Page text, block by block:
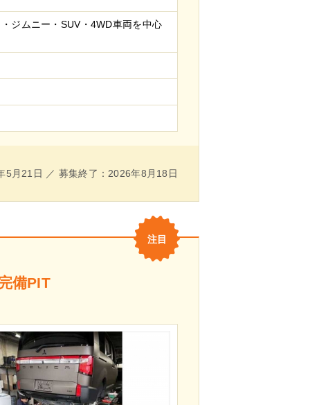
ジムニー・SUV・4WD車両を中心
5月21日 ／ 募集終了：2026年8月18日
備PIT